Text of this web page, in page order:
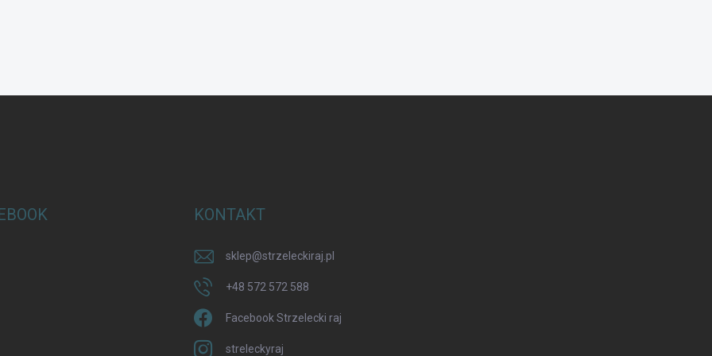
KONTAKT
sklep@strzeleckiraj.pl
+48 572 572 588
Facebook Strzelecki raj
streleckyraj